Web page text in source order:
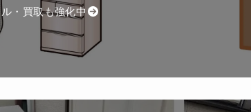
・買取も強化中